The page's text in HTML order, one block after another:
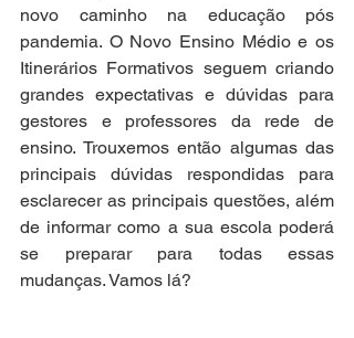
novo caminho na educação pós
pandemia. O Novo Ensino Médio e os
Itinerários Formativos seguem criando
grandes expectativas e dúvidas para
gestores e professores da rede de
ensino. Trouxemos então algumas das
principais dúvidas respondidas para
esclarecer as principais questões, além
de informar como a sua escola poderá
se preparar para todas essas
mudanças. Vamos lá?